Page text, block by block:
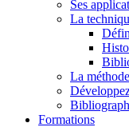
Ses
La
La
Formations